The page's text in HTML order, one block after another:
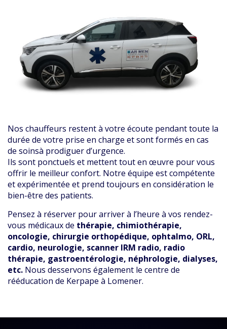
Nos chauffeurs restent à votre écoute pendant toute la
durée de votre prise en charge et sont formés en cas
de soinsà prodiguer d’urgence.
Ils sont ponctuels et mettent tout en œuvre pour vous
offrir le meilleur confort. Notre équipe est compétente
et expérimentée et prend toujours en considération le
bien-être des patients.
Pensez à réserver pour arriver à l’heure à vos rendez-
vous médicaux de thérapie, chimiothérapie,
oncologie, chirurgie orthopédique, ophtalmo, ORL,
cardio, neurologie, scanner IRM radio, radio
thérapie, gastroentérologie, néphrologie, dialyses,
etc. Nous desservons également le centre de
rééducation de Kerpape à Lomener.